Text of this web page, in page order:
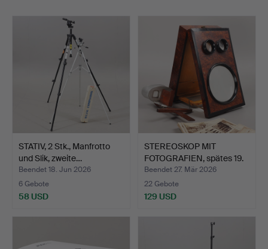
STATIV, 2 Stk., Manfrotto
und Slik, zweite…
Beendet 18. Jun 2026
6 Gebote
58 USD
STEREOSKOP MIT
FOTOGRAFIEN, spätes 19.
Jah…
Beendet 27. Mär 2026
22 Gebote
129 USD